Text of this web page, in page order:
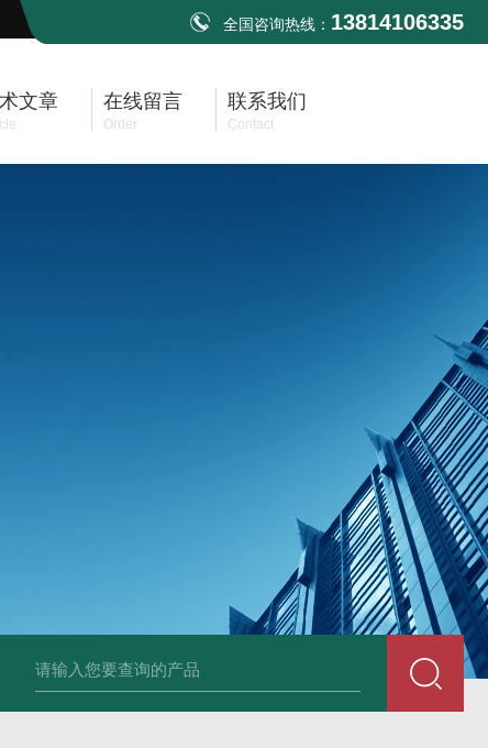
全国咨询热线： 13814106335
文章 在线留言
Order
联系我们
Contact
鼠抗His tag 组织细胞固定液（8％，PFA） 总胆汁酸（TBA）质